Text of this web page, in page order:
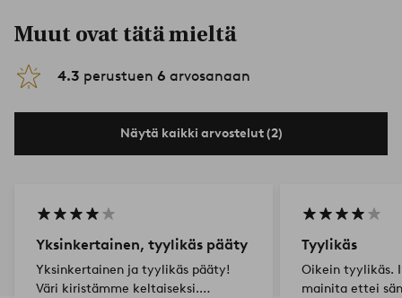
Muut ovat tätä mieltä
4.3 perustuen 6 arvosanaan
Näytä kaikki arvostelut (2)
Yksinkertainen, tyylikäs pääty
Yksinkertainen ja tyylikäs pääty!
Väri kiristämme keltaiseksi.
Tyylikäs
Oikein tyylikäs.
mainita ettei